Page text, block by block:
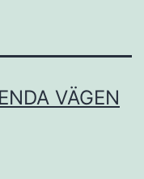
VÄGEN